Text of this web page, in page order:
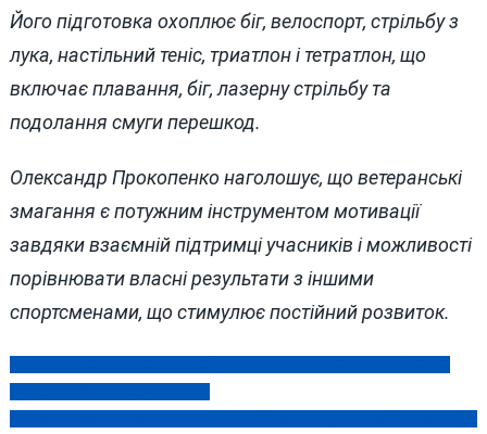
Його підготовка охоплює біг, велоспорт, стрільбу з
лука, настільний теніс, триатлон і тетратлон, що
включає плавання, біг, лазерну стрільбу та
подолання смуги перешкод.
Олександр Прокопенко наголошує, що ветеранські
змагання є потужним інструментом мотивації
завдяки взаємній підтримці учасників і можливості
порівнювати власні результати з іншими
спортсменами, що стимулює постійний розвиток.
Навігація
записів